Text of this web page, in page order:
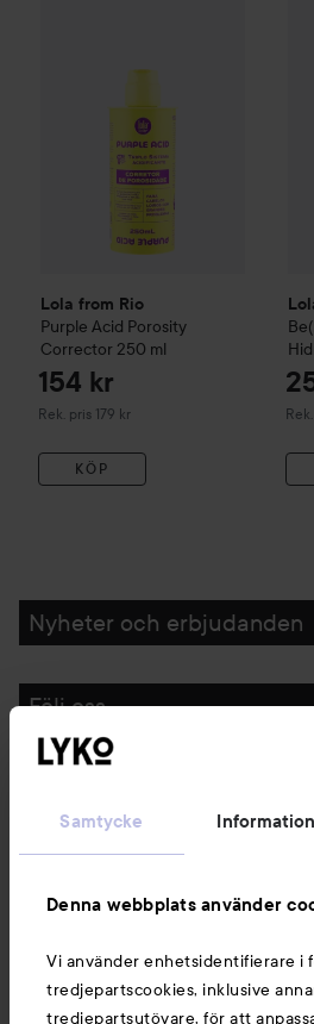
Samtycke Information
Denna webbplats använder
Vi använder enhetsidentifierare i
tredjepartscookies, inklusive
tredjepartsutövare, för att
Lola from Rio
Purple Acid Porosity
Corrector 250 ml
154 kr
Rek. pris 179 kr
Rekommenderat pris 179 kr
KÖP
Nyheter och erbjudanden
Följ oss
Du kanske också gillar